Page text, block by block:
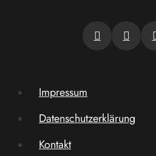
Impressum
Datenschutzerklärung
Kontakt